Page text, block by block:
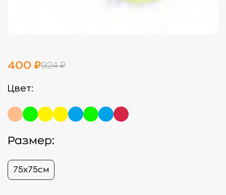
400 ₽924 ₽
Цвет:
Размер:
75х75см